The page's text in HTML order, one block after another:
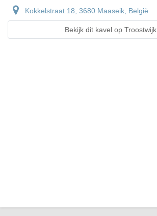
Kokkelstraat 18, 3680 Maaseik, België
Bekijk dit kavel op Troostwijk